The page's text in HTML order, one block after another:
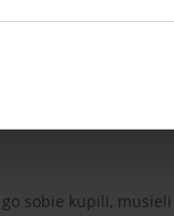
go sobie kupili,